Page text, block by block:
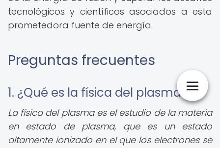
tecnológicos y científicos asociados a esta
prometedora fuente de energía.
Preguntas frecuentes
1. ¿Qué es la física del plasma?
La física del plasma es el estudio de la materia
en estado de plasma, que es un estado
altamente ionizado en el que los electrones se